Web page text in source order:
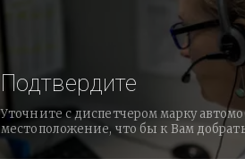
Подтвердите
Уточните с диспетчером марку
местоположение, что бы к Вам